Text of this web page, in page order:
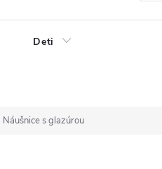
Deti
Náušnice s glazúrou